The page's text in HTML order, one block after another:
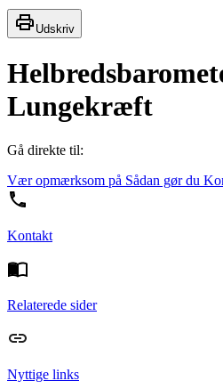
Udskriv
Lungekræft
Gå direkte til:
Vær opmærksom på Sådan gør du
Kontakt
Relaterede sider
Nyttige links